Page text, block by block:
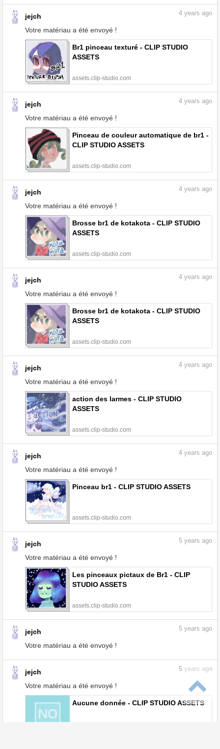
jejch
Votre matériau a été envoyé !
4 years ago
Br1 pinceau texturé - CLIP STUDIO
ASSETS
assets.clip-studio.com
jejch
Votre matériau a été envoyé !
4 years ago
Pinceau de couleur automatique de br1 -
CLIP STUDIO ASSETS
assets.clip-studio.com
jejch
Votre matériau a été envoyé !
4 years ago
Brosse br1 de kotakota - CLIP STUDIO
ASSETS
assets.clip-studio.com
jejch
Votre matériau a été envoyé !
4 years ago
Brosse br1 de kotakota - CLIP STUDIO
ASSETS
assets.clip-studio.com
jejch
Votre matériau a été envoyé !
4 years ago
action des larmes - CLIP STUDIO
ASSETS
assets.clip-studio.com
jejch
Votre matériau a été envoyé !
4 years ago
Pinceau br1 - CLIP STUDIO ASSETS
assets.clip-studio.com
jejch
Votre matériau a été envoyé !
5 years ago
Les pinceaux pictaux de Br1 - CLIP
STUDIO ASSETS
assets.clip-studio.com
jejch
Votre matériau a été envoyé !
5 years ago
jejch
Votre matériau a été envoyé !
5 years ago
Aucune donnée - CLIP STUDIO ASSETS